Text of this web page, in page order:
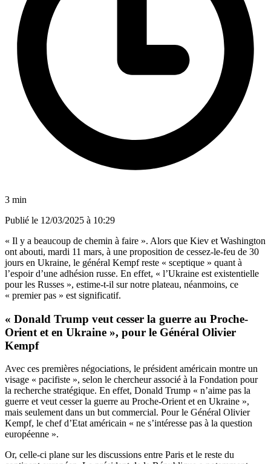
3 min
Publié le 12/03/2025 à 10:29
« Il y a beaucoup de chemin à faire ». Alors que Kiev et Washington
ont abouti, mardi 11 mars, à une proposition de cessez-le-feu de 30
jours en Ukraine, le général Kempf reste « sceptique » quant à
l’espoir d’une adhésion russe. En effet, « l’Ukraine est existentielle
pour les Russes », estime-t-il sur notre plateau, néanmoins, ce
« premier pas » est significatif.
« Donald Trump veut cesser la guerre au Proche-
Orient et en Ukraine », pour le Général Olivier
Kempf
Avec ces premières négociations, le président américain montre un
visage « pacifiste », selon le chercheur associé à la Fondation pour
la recherche stratégique. En effet, Donald Trump « n’aime pas la
guerre et veut cesser la guerre au Proche-Orient et en Ukraine »,
mais seulement dans un but commercial. Pour le Général Olivier
Kempf, le chef d’Etat américain « ne s’intéresse pas à la question
européenne ».
Or, celle-ci plane sur les discussions entre Paris et le reste du